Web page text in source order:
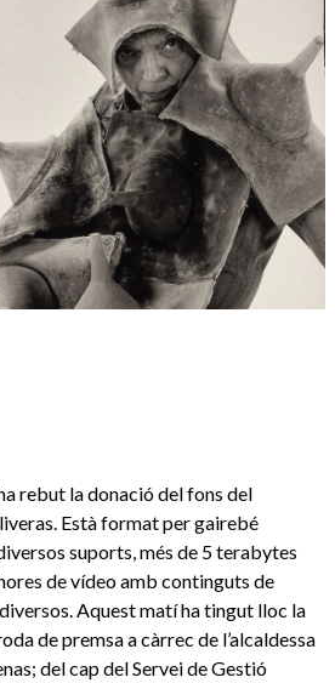
rebut la donació del fons del
Està format per gairebé
suports, més de 5 terabytes
de vídeo amb continguts de
Aquest matí ha tingut lloc la
de premsa a càrrec de l’alcaldessa
del cap del Servei de Gestió